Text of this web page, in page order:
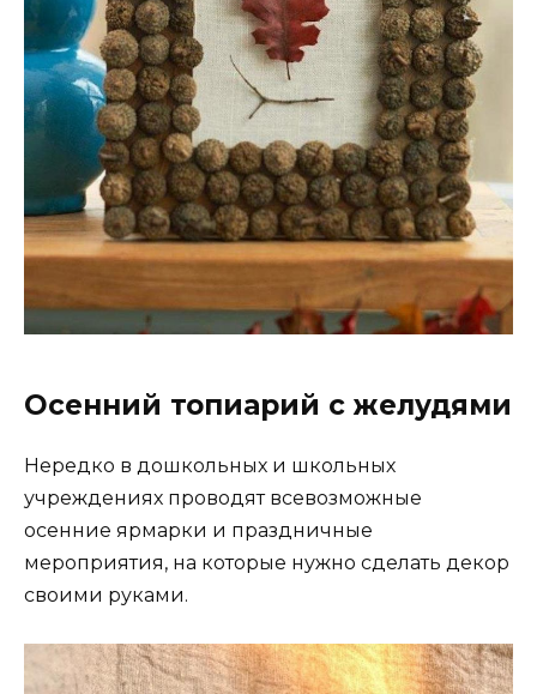
Осенний топиарий с желудями
Нередко в дошкольных и школьных
учреждениях проводят всевозможные
осенние ярмарки и праздничные
мероприятия, на которые нужно сделать декор
своими руками.